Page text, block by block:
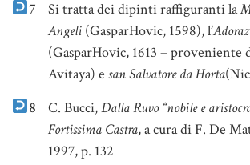
7
Si tratta dei dipinti raffiguranti la
Angeli (GasparHovic, 1598), l’
(GasparHovic, 1613 – proveniente
Avitaya) e san Salvatore da Horta
8
C. Bucci,Dalla Ruvo “nobile e
Fortissima Castra, a cura di F. De
1997, p. 132